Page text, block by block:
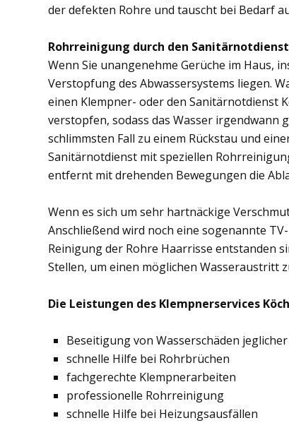
der defekten Rohre und tauscht bei Bedarf
Rohrreinigung durch den
Wenn Sie unangenehme Gerüche im Haus,
Verstopfung des Abwassersystems liegen.
einen Klempner- oder den Sanitärnotdienst
verstopfen, sodass das Wasser irgendwann
schlimmsten Fall zu einem Rückstau und
Sanitärnotdienst mit speziellen
entfernt mit drehenden Bewegungen die
Wenn es sich um sehr hartnäckige
Anschließend wird noch eine sogenannte
Reinigung der Rohre Haarrisse entstanden
Stellen, um einen möglichen Wasseraustritt
Die Leistungen des Klempnerservices
Beseitigung von Wasserschäden
schnelle Hilfe bei Rohrbrüchen
fachgerechte Klempnerarbeiten
professionelle Rohrreinigung
schnelle Hilfe bei Heizungsausfällen